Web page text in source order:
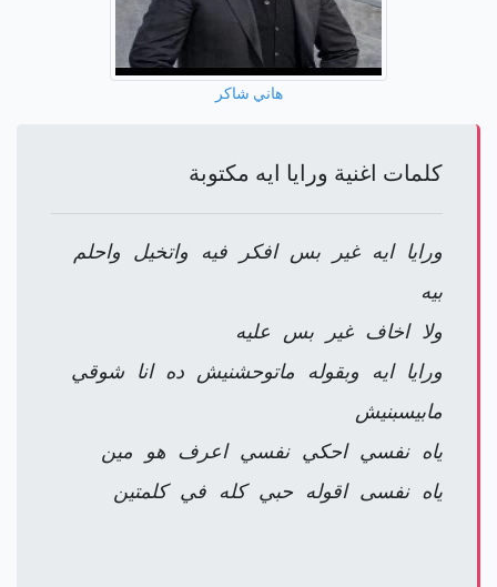
هاني شاكر
كلمات اغنية ورايا ايه مكتوبة
ورايا ايه غير بس افكر فيه واتخيل واحلم
بيه
ولا اخاف غير بس عليه
ورايا ايه وبقوله ماتوحشنيش ده انا شوقي
مابيسبنيش
ياه نفسي احكي نفسي اعرف هو مين
ياه نفسى اقوله حبي كله في كلمتين